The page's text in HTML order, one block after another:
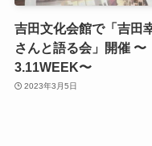
吉田文化会館で「吉田
さんと語る会」開催 〜
3.11WEEK〜
2023年3月5日